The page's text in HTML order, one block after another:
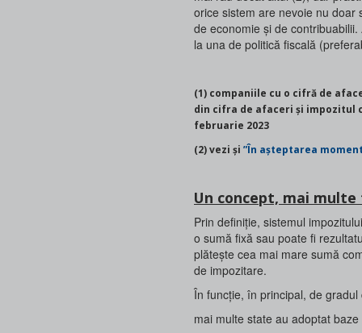
orice sistem are nevoie nu doar
de economie și de
la una de politică fiscală
(1) companiile cu o cifră de afaceri de peste 100 de milioane de euro să plătească anual maximul dintre 1%
din cifra de afaceri și
februarie 2023
(2) vezi și ”În așteptarea
Un concept, mai
Prin definiție, sistemul
o sumă fixă sau poate fi
plătește cea mai mare sumă
de impozitare.
În funcție, în principal, de
mai multe state au adoptat